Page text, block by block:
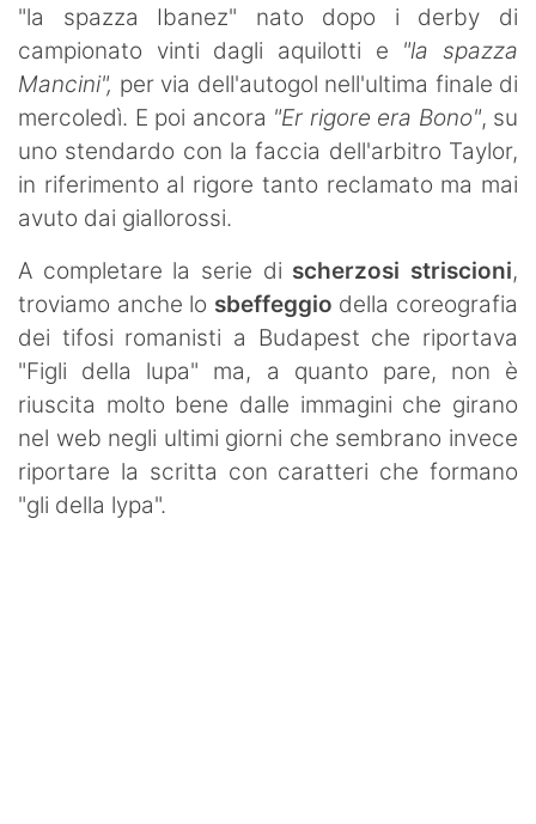
"la spazza Ibanez" nato dopo i derby di
campionato vinti dagli aquilotti e "la spazza
Mancini", per via dell'autogol nell'ultima finale di
mercoledì. E poi ancora "Er rigore era Bono", su
uno stendardo con la faccia dell'arbitro Taylor,
in riferimento al rigore tanto reclamato ma mai
avuto dai giallorossi.
A completare la serie di scherzosi striscioni,
troviamo anche lo sbeffeggio della coreografia
dei tifosi romanisti a Budapest che riportava
"Figli della lupa" ma, a quanto pare, non è
riuscita molto bene dalle immagini che girano
nel web negli ultimi giorni che sembrano invece
riportare la scritta con caratteri che formano
"gli della lypa".